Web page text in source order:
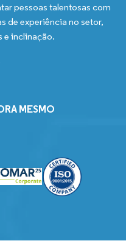
pessoas talentosas com
de experiência no setor,
e inclinação.
MESMO